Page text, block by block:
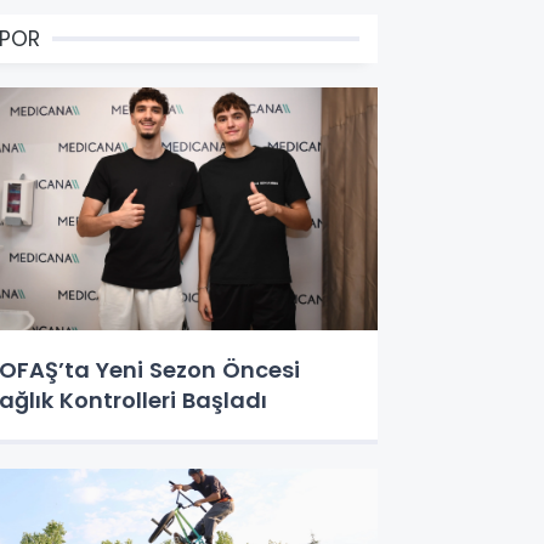
Yeni Sezon Öncesi
Kontrolleri Başladı